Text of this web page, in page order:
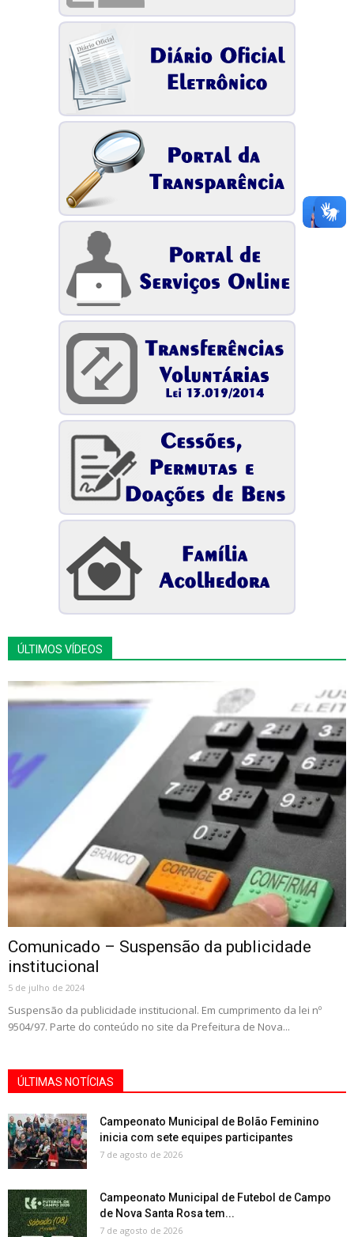
ÚLTIMOS VÍDEOS
Comunicado – Suspensão da publicidade
institucional
5 de julho de 2024
Suspensão da publicidade institucional. Em cumprimento da lei nº
9504/97. Parte do conteúdo no site da Prefeitura de Nova...
ÚLTIMAS NOTÍCIAS
Campeonato Municipal de Bolão Feminino
inicia com sete equipes participantes
7 de agosto de 2026
Campeonato Municipal de Futebol de Campo
de Nova Santa Rosa tem...
7 de agosto de 2026